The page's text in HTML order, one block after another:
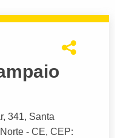
, 341, Santa
- CE, CEP: